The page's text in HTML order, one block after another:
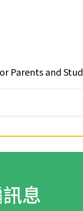
Parents and
息